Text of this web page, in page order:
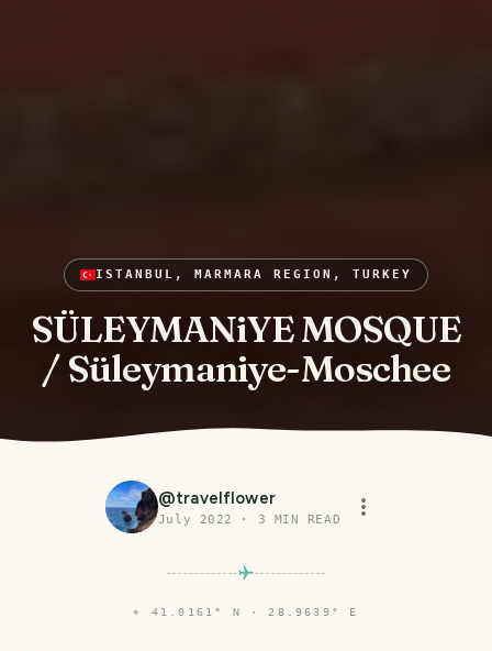
ISTANBUL, MARMARA REGION, TURKEY
SÜLEYMANiYE MOSQUE
/ Süleymaniye-Moschee
@travelflower
July 2022 · 3 MIN READ
⌖ 41.0161° N · 28.9639° E